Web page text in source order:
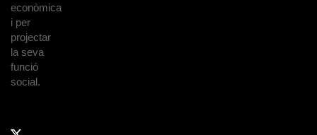
econòmica
i per
projectar
la seva
funció
social.